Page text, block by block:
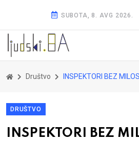
SUBOTA, 8. AVG 2026.
Društvo INSPEKTORI BEZ MILOSTI: Prekršajni nalozi
DRUŠTVO
INSPEKTORI BEZ